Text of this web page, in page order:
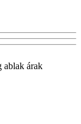
ablak árak